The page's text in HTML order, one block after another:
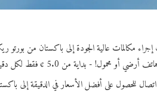
محمول! - بداية من 5.0 ¢ فقط لكل دقيقة.
للحصول على أفضل الأسعار في الدقيقة إلى